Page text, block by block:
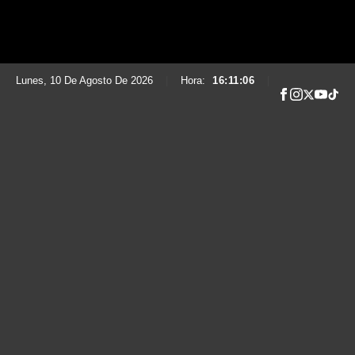
Lunes, 10 De Agosto De 2026 Hora: 16:11:07